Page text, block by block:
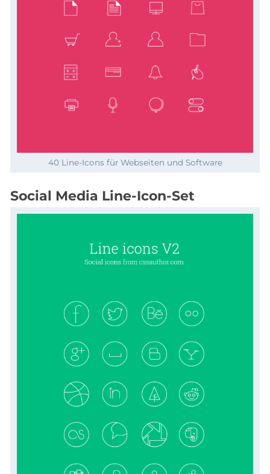
40 Line-Icons für Webseiten und Software
Social Media Line-Icon-Set